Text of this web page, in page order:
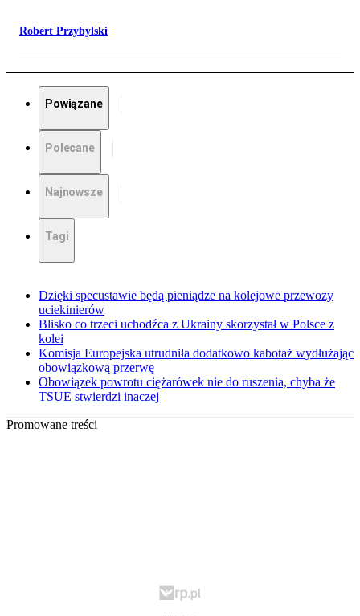
Robert Przybylski
Powiązane
Polecane
Najnowsze
Tagi
Dzięki specustawie będą pieniądze na kolejowe przewozy
uciekinierów
Blisko co trzeci uchodźca z Ukrainy skorzystał w Polsce z
kolei
Komisja Europejska utrudniła dodatkowo kabotaż wydłużając
obowiązkową przerwę
Obowiązek powrotu ciężarówek nie do ruszenia, chyba że
TSUE stwierdzi inaczej
Promowane treści